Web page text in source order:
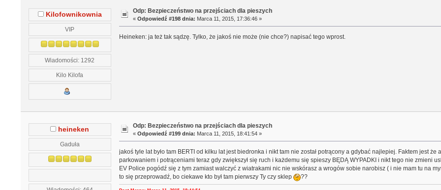
Kilofownikownia
VIP
Wiadomości: 1292
Kilo Kilofa
Odp: Bezpieczeństwo na przejściach dla pieszych
«Odpowiedź #198 dnia: Marca 11, 2015, 17:36:46 »
Heineken: ja też tak sądzę. Tylko, że jakoś nie może (nie chce?) napisać tego wprost.
heineken
Gaduła
Odp: Bezpieczeństwo na przejściach dla pieszych
«Odpowiedź #199 dnia: Marca 11, 2015, 18:41:54 »
jakoś tyle lat było tam BERTI od kilku lat jest biedronka i nikt tam nie został potrącony a gdybać najlepiej. Faktem jest że
parkowaniem i potrąceniami teraz gdy zwiększył się ruch i każdemu się spieszy BĘDĄ WYPADKI i nikt tego nie zmieni
EV Police pogódź się z tym zamiast walczyć z wiatrakami nic nie wskórasz a wrogów sobie narobisz ( i nie mam tu na
to się przeprowadź, bo ciekawe kto był tam pierwszy Ty czy sklep
??